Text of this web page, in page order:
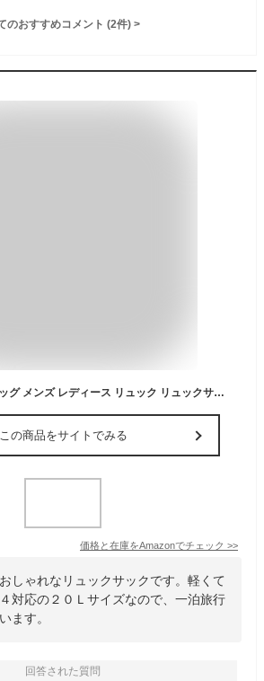
のおすすめコメント (2件) >
[ザノースフェイス] バッグ メンズ レディース リュック リュックサック バックパック 20L JR. EASY SCH PACK A4対応 (CREAMBEIGE/ベージュ) [並行輸入品]
この商品をサイトでみる
価格と在庫をAmazonでチェック >>
しゃれなリュックサックです。軽くて
対応の２０Ｌサイズなので、一泊旅行
ます。
回答された質問